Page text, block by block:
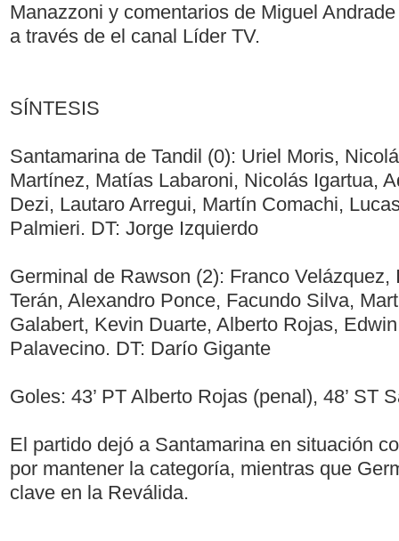
Manazzoni y comentarios de Miguel
a través de el canal Líder TV.
SÍNTESIS
Santamarina de Tandil (0): Uriel Moris,
Martínez, Matías Labaroni, Nicolás Igartua,
Dezi, Lautaro Arregui, Martín Comachi,
Palmieri. DT: Jorge Izquierdo
Germinal de Rawson (2): Franco
Terán, Alexandro Ponce, Facundo Silva,
Galabert, Kevin Duarte, Alberto Rojas,
Palavecino. DT: Darío Gigante
Goles: 43’ PT Alberto Rojas (penal), 48’ ST
El partido dejó a Santamarina en situación
por mantener la categoría, mientras que
clave en la Reválida.